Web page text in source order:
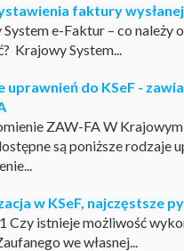
faktury wysłanej
e-Faktur – co należy
Krajowy System...
uprawnień do KSeF -
ZAW-FA W Krajowym
są poniższe rodzaje
w KSeF, najczęstsze
Czy istnieje możliwość
we własnej...